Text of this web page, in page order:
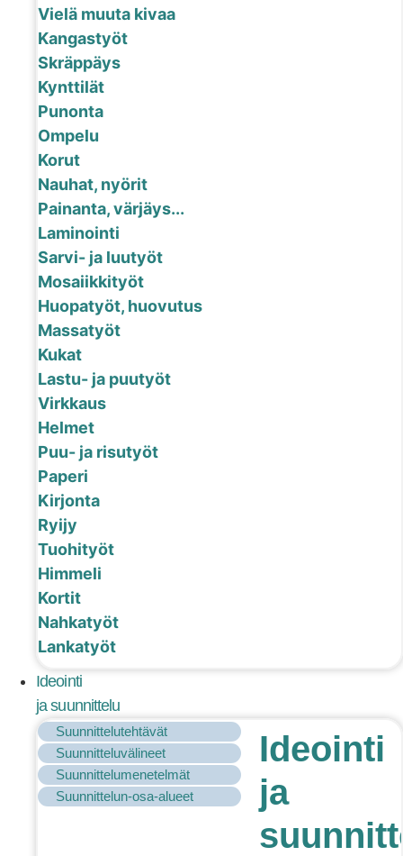
Vielä muuta kivaa
Kangastyöt
Skräppäys
Kynttilät
Punonta
Ompelu
Korut
Nauhat, nyörit
Painanta, värjäys...
Laminointi
Sarvi- ja luutyöt
Mosaiikkityöt
Huopatyöt, huovutus
Massatyöt
Kukat
Lastu- ja puutyöt
Virkkaus
Helmet
Puu- ja risutyöt
Paperi
Kirjonta
Ryijy
Tuohityöt
Himmeli
Kortit
Nahkatyöt
Lankatyöt
Ideointi
ja suunnittelu
Suunnittelutehtävät
Suunnitteluvälineet
Suunnittelumenetelmät
Suunnittelun-osa-alueet
Ideointi
ja